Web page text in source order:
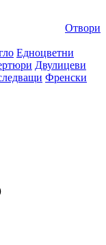
Отвори
Едноцветни
Двулицеви
Френски